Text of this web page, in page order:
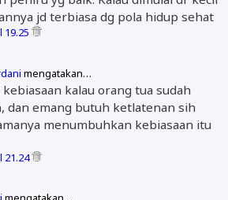
jd terbiasa dg pola hidup sehat
19.25
mengatakan…
kalau orang tua sudah
dan emang butuh ketlatenan sih
menumbuhkan kebiasaan itu
21.24